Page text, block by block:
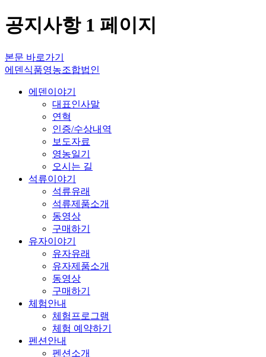
공지사항 1 페이지
본문 바로가기
에덴식품영농조합법인
에덴이야기
대표인사말
연혁
인증/수상내역
보도자료
영농일기
오시는 길
석류이야기
석류유래
석류제품소개
동영상
구매하기
유자이야기
유자유래
유자제품소개
동영상
구매하기
체험안내
체험프로그램
체험 예약하기
펜션안내
펜션소개